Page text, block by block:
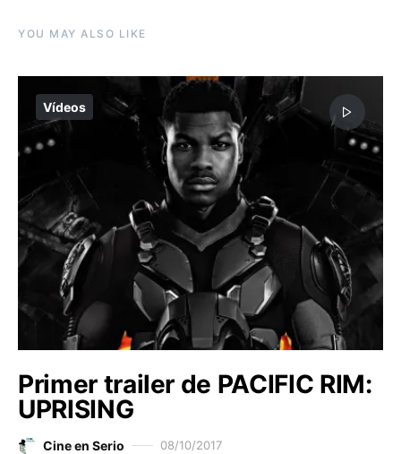
YOU MAY ALSO LIKE
Vídeos
Primer trailer de PACIFIC RIM:
UPRISING
Cine en Serio 08/10/2017